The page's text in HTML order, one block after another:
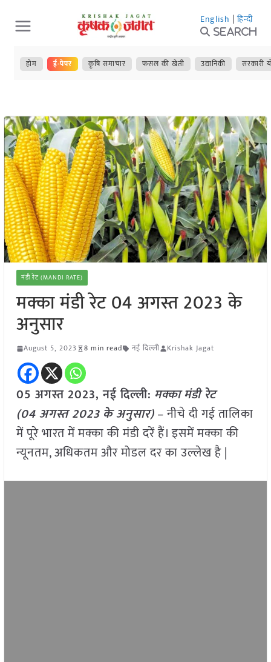
Skip
to
content
English | हिन्दी
Search
होम ई-पेपर कृषि समाचार फसल की खेती उद्यानिकी सरकारी
मंडी रेट (MANDI RATE)
मक्का मंडी रेट 04 अगस्त 2023 के
अनुसार
August 5, 2023 8 min read नई दिल्ली Krishak Jagat
05 अगस्त 2023, नई दिल्ली: मक्का मंडी रेट
(04 अगस्त2023 के अनुसार)– नीचे दी गई तालिका
में पूरे भारत में मक्का की मंडी दरें हैं। इसमें मक्का की
न्यूनतम, अधिकतम और मोडल दर का उल्लेख है |